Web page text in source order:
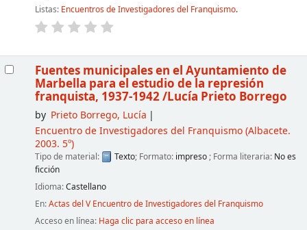
Listas: Encuentros de Investigadores del Franquismo.
Fuentes municipales en el Ayuntamiento de
Marbella para el estudio de la represión
franquista, 1937-1942/Lucía Prieto Borrego
by Prieto Borrego, Lucía
Encuentro de Investigadores del Franquismo(Albacete.
2003. 5º)
Tipo de material: Texto; Formato: impreso ; Forma literaria: No es
ficción
Idioma:Castellano
En:Actas del V Encuentro de Investigadores del Franquismo
Acceso en línea: Haga clic para acceso en línea